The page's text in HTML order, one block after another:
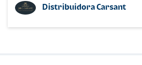
Distribuidora Carsant